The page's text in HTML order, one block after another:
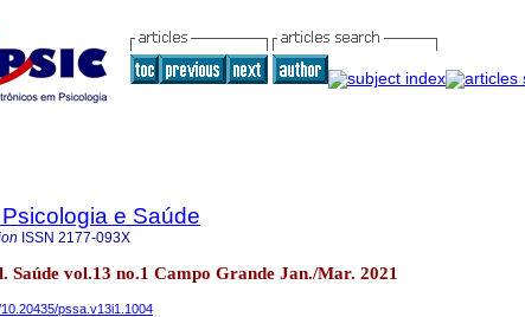
e Saúde
ISSN 2177-093X
Saúde vol.13 no.1 Campo Grande Jan./Mar. 2021
pssa.v13i1.1004